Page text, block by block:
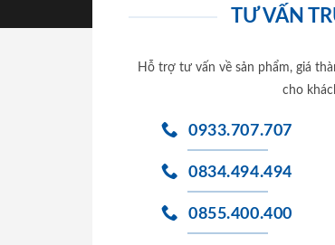
TƯ VẤN
Hỗ trợ tư vấn về sản phẩm, giá
cho
0933.707.707
0834.494.494
0855.400.400